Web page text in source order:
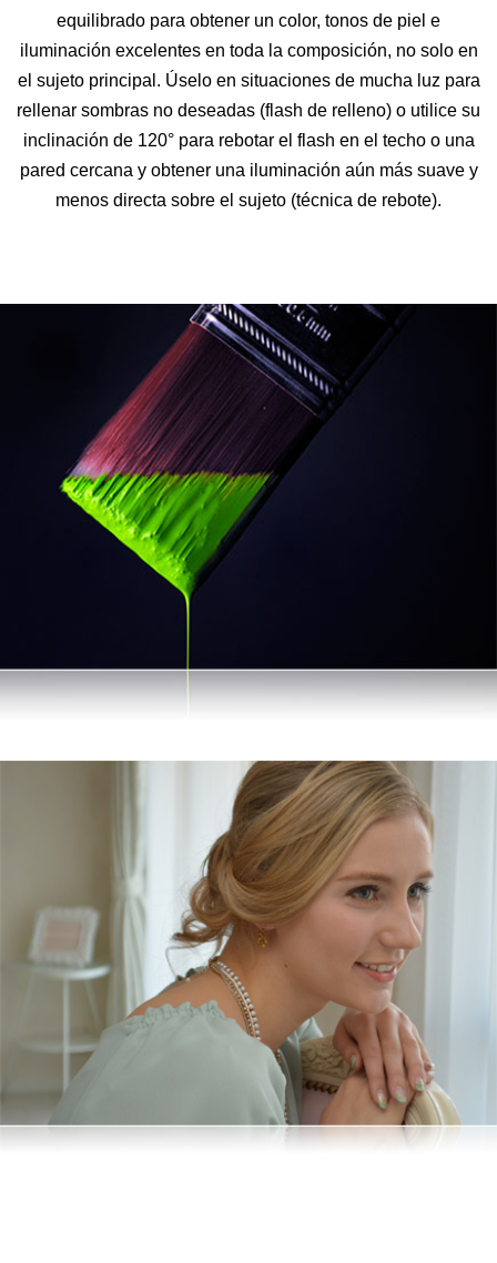
equilibrado para obtener un color, tonos de piel e
iluminación excelentes en toda la composición, no solo en
el sujeto principal. Úselo en situaciones de mucha luz para
rellenar sombras no deseadas (flash de relleno) o utilice su
inclinación de 120° para rebotar el flash en el techo o una
pared cercana y obtener una iluminación aún más suave y
menos directa sobre el sujeto (técnica de rebote).